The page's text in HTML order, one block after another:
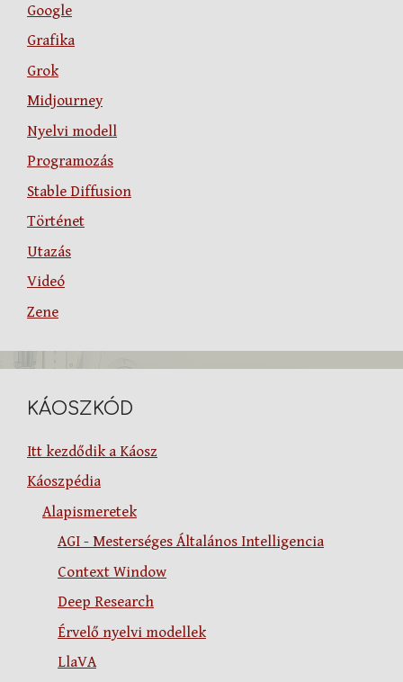
Google
Grafika
Grok
Midjourney
Nyelvi modell
Programozás
Stable Diffusion
Történet
Utazás
Videó
Zene
KÁOSZKÓD
Itt kezdődik a Káosz
Káoszpédia
Alapismeretek
AGI - Mesterséges Általános Intelligencia
Context Window
Deep Research
Érvelő nyelvi modellek
LlaVA